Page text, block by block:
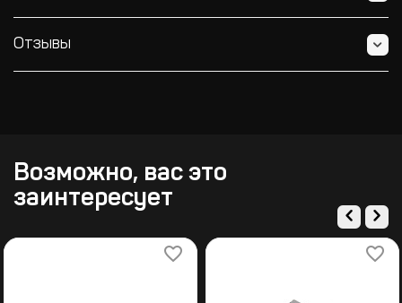
Отзывы
Возможно, вас это
заинтересует